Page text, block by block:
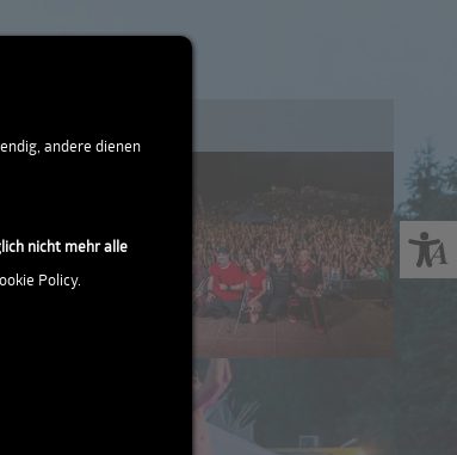
andere dienen
nicht mehr alle
Policy.